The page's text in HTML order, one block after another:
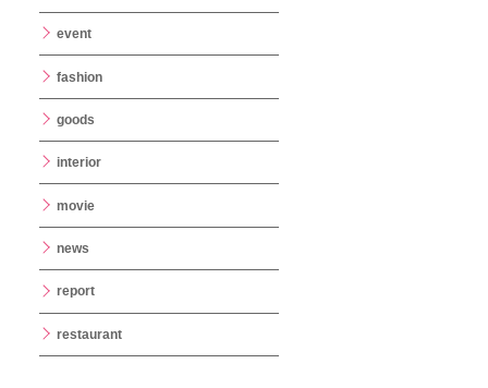
event
fashion
goods
interior
movie
news
report
restaurant